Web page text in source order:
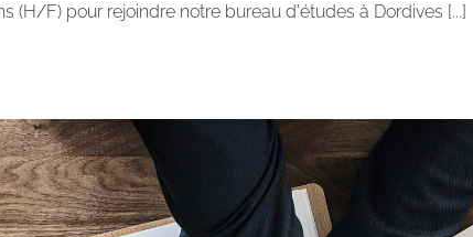
(H/F) pour rejoindre notre bureau d'études à Dordives [...]